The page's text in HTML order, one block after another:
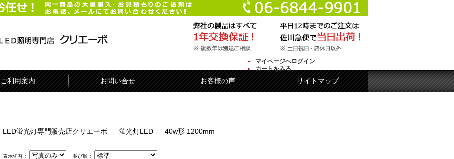
マイページへログイン
カートをみる
ご利用案内 お問い合せ お客様の声 サイトマップ
LED蛍光灯専門販売店クリエーボ 蛍光灯LED 40w形 1200mm
表示切替： 並び順：